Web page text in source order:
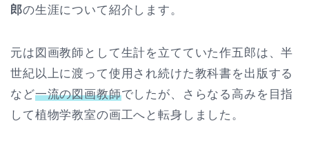
郎の生涯について紹介します。
元は図画教師として生計を立てていた作五郎は、半
世紀以上に渡って使用され続けた教科書を出版する
など一流の図画教師でしたが、さらなる高みを目指
して植物学教室の画工へと転身しました。